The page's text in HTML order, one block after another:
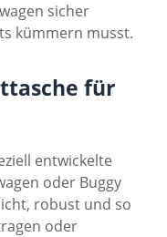
sicher
kümmern musst.
für
entwickelte
oder Buggy
robust und so
oder